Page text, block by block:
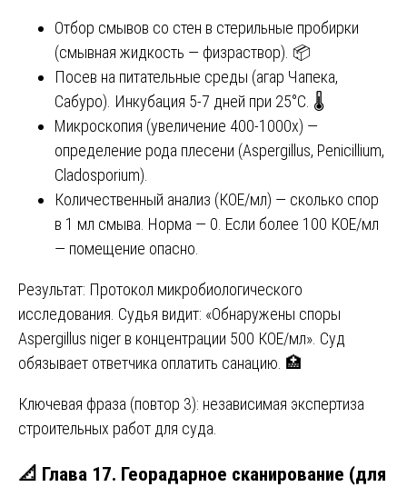
Отбор смывов со стен в стерильные пробирки
(смывная жидкость — физраствор). 📦
Посев на питательные среды (агар Чапека,
Сабуро). Инкубация 5-7 дней при 25°C. 🌡️
Микроскопия (увеличение 400-1000х) —
определение рода плесени (Aspergillus, Penicillium,
Cladosporium).
Количественный анализ (КОЕ/мл) — сколько спор
в 1 мл смыва. Норма — 0. Если более 100 КОЕ/мл
— помещение опасно.
Результат: Протокол микробиологического
исследования. Судья видит: «Обнаружены споры
Aspergillus niger в концентрации 500 КОЕ/мл». Суд
обязывает ответчика оплатить санацию. 🏥
Ключевая фраза (повтор 3): независимая экспертиза
строительных работ для суда.
📐 Глава 17. Георадарное сканирование (для